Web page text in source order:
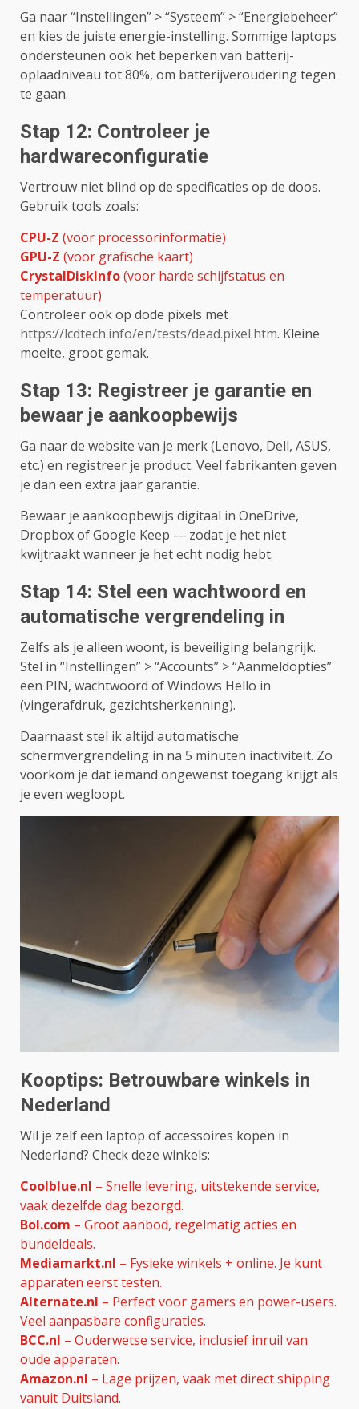
Ga naar “Instellingen” > “Systeem” > “Energiebeheer”
en kies de juiste energie-instelling. Sommige laptops
ondersteunen ook het beperken van batterij-
oplaadniveau tot 80%, om batterijveroudering tegen
te gaan.
Stap 12: Controleer je
hardwareconfiguratie
Vertrouw niet blind op de specificaties op de doos.
Gebruik tools zoals:
CPU-Z (voor processorinformatie)
GPU-Z (voor grafische kaart)
CrystalDiskInfo(voor harde schijfstatus en
temperatuur)
Controleer ook op dode pixels met
https://lcdtech.info/en/tests/dead.pixel.htm. Kleine
moeite, groot gemak.
Stap 13: Registreer je garantie en
bewaar je aankoopbewijs
Ga naar de website van je merk (Lenovo, Dell, ASUS,
etc.) en registreer je product. Veel fabrikanten geven
je dan een extra jaar garantie.
Bewaar je aankoopbewijs digitaal in OneDrive,
Dropbox of Google Keep — zodat je het niet
kwijtraakt wanneer je het echt nodig hebt.
Stap 14: Stel een wachtwoord en
automatische vergrendeling in
Zelfs als je alleen woont, is beveiliging belangrijk.
Stel in “Instellingen” > “Accounts” > “Aanmeldopties”
een PIN, wachtwoord of Windows Hello in
(vingerafdruk, gezichtsherkenning).
Daarnaast stel ik altijd automatische
schermvergrendeling in na 5 minuten inactiviteit. Zo
voorkom je dat iemand ongewenst toegang krijgt als
je even wegloopt.
Kooptips: Betrouwbare winkels in
Nederland
Wil je zelf een laptop of accessoires kopen in
Nederland? Check deze winkels:
Coolblue.nl – Snelle levering, uitstekende service,
vaak dezelfde dag bezorgd.
Bol.com – Groot aanbod, regelmatig acties en
bundeldeals.
Mediamarkt.nl – Fysieke winkels + online. Je kunt
apparaten eerst testen.
Alternate.nl – Perfect voor gamers en power-users.
Veel aanpasbare configuraties.
BCC.nl – Ouderwetse service, inclusief inruil van
oude apparaten.
Amazon.nl – Lage prijzen, vaak met direct shipping
vanuit Duitsland.